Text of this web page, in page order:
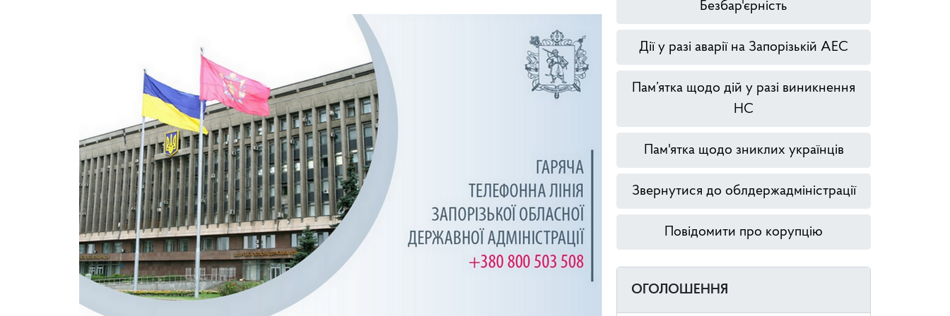
Безбар'єрність
Дії у разі аварії на Запорізькій АЕС
Пам’ятка щодо дій у разі виникнення
НС
Пам'ятка щодо зниклих українців
Звернутися до облдержадміністрації
Повідомити про корупцію
ОГОЛОШЕННЯ